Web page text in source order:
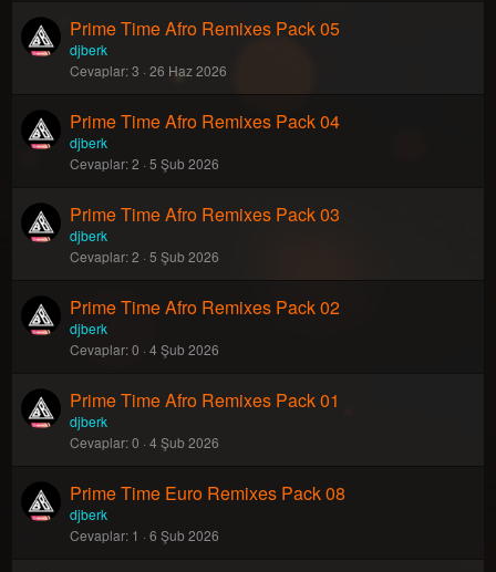
Prime Time Afro Remixes Pack 05
djberk
Cevaplar 3 26 Haz 2026
Prime Time Afro Remixes Pack 04
djberk
Cevaplar 2 5 Şub 2026
Prime Time Afro Remixes Pack 03
djberk
Cevaplar 2 5 Şub 2026
Prime Time Afro Remixes Pack 02
djberk
Cevaplar 0 4 Şub 2026
Prime Time Afro Remixes Pack 01
djberk
Cevaplar 0 4 Şub 2026
Prime Time Euro Remixes Pack 08
djberk
Cevaplar 1 6 Şub 2026